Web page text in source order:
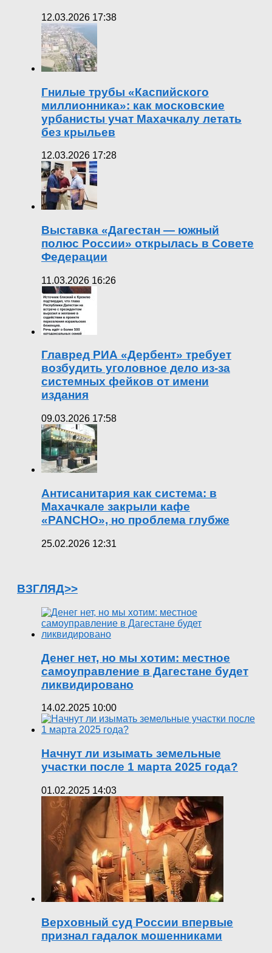
12.03.2026 17:38
Гнилые трубы «Каспийского
миллионника»: как московские
урбанисты учат Махачкалу летать
без крыльев
12.03.2026 17:28
Выставка «Дагестан — южный
полюс России» открылась в Совете
Федерации
11.03.2026 16:26
Главред РИА «Дербент» требует
возбудить уголовное дело из-за
системных фейков от имени
издания
09.03.2026 17:58
Антисанитария как система: в
Махачкале закрыли кафе
«PANCHO», но проблема глубже
25.02.2026 12:31
ВЗГЛЯД>>
Денег нет, но мы хотим: местное
самоуправление в Дагестане будет
ликвидировано
14.02.2025 10:00
Начнут ли изымать земельные
участки после 1 марта 2025 года?
01.02.2025 14:03
Верховный суд России впервые
признал гадалок мошенниками